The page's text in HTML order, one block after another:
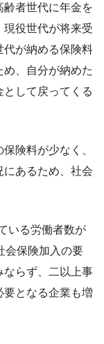
者世代に年金を
役世代が将来受
代が納める保険料
、自分が納めた
して戻ってくる
険料が少なく、
あるため、社会
いる労働者数が
会保険加入の要
ならず、二以上事
となる企業も増